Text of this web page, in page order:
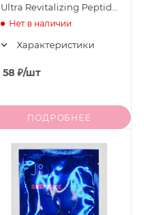
Ultra Revitalizing Peptide
Sheet Mask, 28 мл
Нет в наличии
Характеристики
58 ₽/шт
ПОДРОБНЕЕ